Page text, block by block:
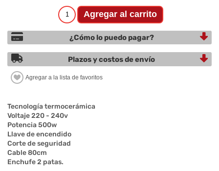
¿Cómo lo puedo pagar?
Plazos y costos de envío
Tecnología termocerámica
Voltaje 220 - 240v
Potencia 500w
Llave de encendido
Corte de seguridad
Cable 80cm
Enchufe 2 patas.